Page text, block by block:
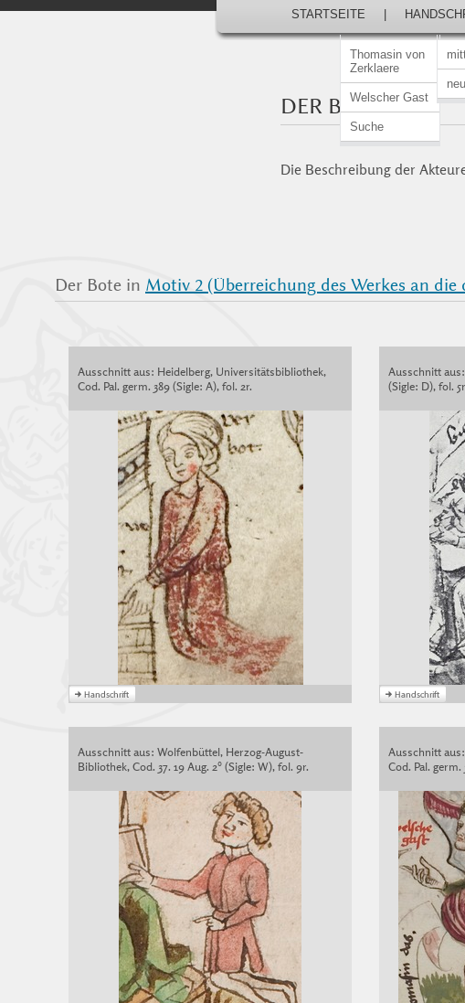
STARTSEITE
Thomasin von
Zerklaere
Welscher Gast
Suche
DER BOTE
Die Beschreibung der
Der Bote in Motiv 2 (Überreichung des Werkes an die
Ausschnitt aus: Heidelberg, Universitätsbibliothek,
Cod. Pal. germ. 389 (Sigle: A), fol. 2r.
Ausschnitt
(Sigle: D), fol.
Ausschnitt aus: Wolfenbüttel, Herzog-August-
Bibliothek, Cod. 37. 19 Aug. 2° (Sigle: W), fol. 9r.
Ausschnitt
Cod. Pal. germ.